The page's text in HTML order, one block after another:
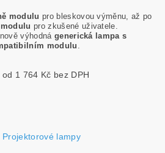
modulu pro bleskovou výměnu, až po
pro zkušené uživatele.
výhodná generická lampa s
modulu
od 1 764 Kč bez DPH
Projektorové lampy